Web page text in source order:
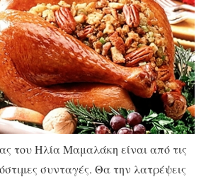
του Ηλία Μαμαλάκη είναι από τις
συνταγές. Θα την λατρέψεις